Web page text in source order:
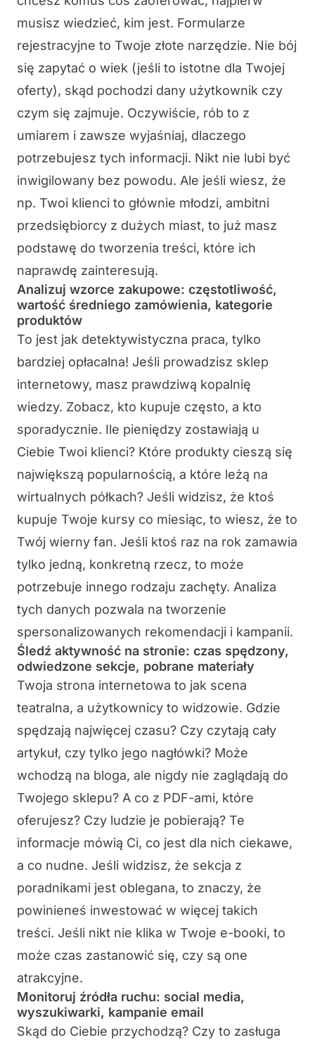
musisz wiedzieć, kim jest. Formularze
rejestracyjne to Twoje złote narzędzie. Nie bój
się zapytać o wiek (jeśli to istotne dla Twojej
oferty), skąd pochodzi dany użytkownik czy
czym się zajmuje. Oczywiście, rób to z
umiarem i zawsze wyjaśniaj, dlaczego
potrzebujesz tych informacji. Nikt nie lubi być
inwigilowany bez powodu. Ale jeśli wiesz, że
np. Twoi klienci to głównie młodzi, ambitni
przedsiębiorcy z dużych miast, to już masz
podstawę do tworzenia treści, które ich
naprawdę zainteresują.
Analizuj wzorce zakupowe: częstotliwość,
wartość średniego zamówienia, kategorie
produktów
To jest jak detektywistyczna praca, tylko
bardziej opłacalna! Jeśli prowadzisz sklep
internetowy, masz prawdziwą kopalnię
wiedzy. Zobacz, kto kupuje często, a kto
sporadycznie. Ile pieniędzy zostawiają u
Ciebie Twoi klienci? Które produkty cieszą się
największą popularnością, a które leżą na
wirtualnych półkach? Jeśli widzisz, że ktoś
kupuje Twoje kursy co miesiąc, to wiesz, że to
Twój wierny fan. Jeśli ktoś raz na rok zamawia
tylko jedną, konkretną rzecz, to może
potrzebuje innego rodzaju zachęty. Analiza
tych danych pozwala na tworzenie
spersonalizowanych rekomendacji i kampanii.
Śledź aktywność na stronie: czas spędzony,
odwiedzone sekcje, pobrane materiały
Twoja strona internetowa to jak scena
teatralna, a użytkownicy to widzowie. Gdzie
spędzają najwięcej czasu? Czy czytają cały
artykuł, czy tylko jego nagłówki? Może
wchodzą na bloga, ale nigdy nie zaglądają do
Twojego sklepu? A co z PDF-ami, które
oferujesz? Czy ludzie je pobierają? Te
informacje mówią Ci, co jest dla nich ciekawe,
a co nudne. Jeśli widzisz, że sekcja z
poradnikami jest oblegana, to znaczy, że
powinieneś inwestować w więcej takich
treści. Jeśli nikt nie klika w Twoje e-booki, to
może czas zastanowić się, czy są one
atrakcyjne.
Monitoruj źródła ruchu: social media,
wyszukiwarki, kampanie email
Skąd do Ciebie przychodzą? Czy to zasługa